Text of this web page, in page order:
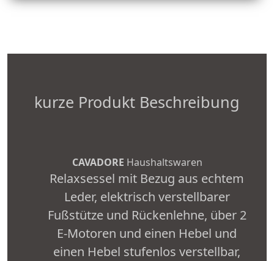
kurze Produkt Beschreibung
CAVADORE Haushaltswaren
Relaxsessel mit Bezug aus echtem
Leder, elektrisch verstellbarer
Fußstütze und Rückenlehne, über 2
E-Motoren und einen Hebel und
einen Hebel stufenlos verstellbar,